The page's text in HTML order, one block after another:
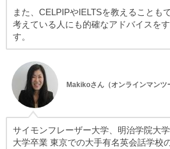
また、CELPIPやIELTSを教えることも
考えている人にも的確なアドバイスを
す。
Makikoさん（オンラインマンツ
サイモンフレーザー大学、明治学院大
大学卒業 東京での大手有名英会話学校